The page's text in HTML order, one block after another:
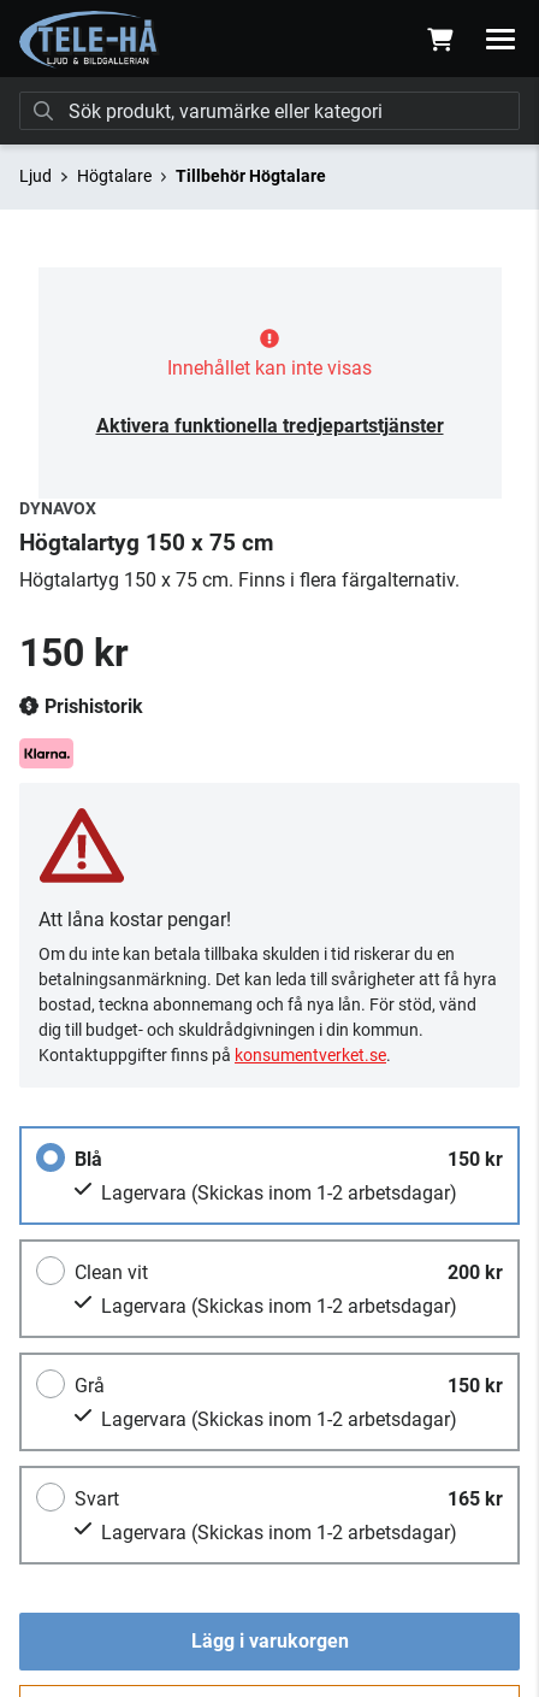
Ljud Högtalare Tillbehör Högtalare
Innehållet kan inte visas
Aktivera funktionella tredjepartstjänster
DYNAVOX
Högtalartyg 150 x 75 cm
Högtalartyg 150 x 75 cm. Finns i flera färgalternativ.
150 kr
Prishistorik
Att låna kostar pengar!
Om du inte kan betala tillbaka skulden i tid riskerar du en
betalningsanmärkning. Det kan leda till svårigheter att få hyra
bostad, teckna abonnemang och få nya lån. För stöd, vänd
dig till budget- och skuldrådgivningen i din kommun.
Kontaktuppgifter finns på konsumentverket.se.
Blå
150 kr
Lagervara (Skickas inom 1-2 arbetsdagar)
Clean vit
200 kr
Lagervara (Skickas inom 1-2 arbetsdagar)
Grå
150 kr
Lagervara (Skickas inom 1-2 arbetsdagar)
Svart
165 kr
Lagervara (Skickas inom 1-2 arbetsdagar)
Lägg i varukorgen